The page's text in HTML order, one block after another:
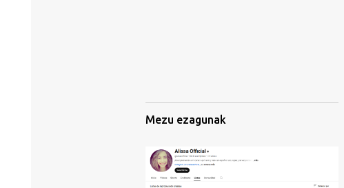
Mezu ezagunak